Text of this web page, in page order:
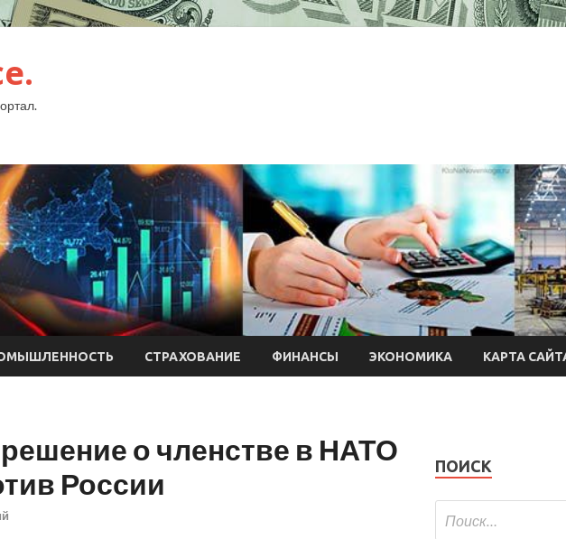
СТРАХОВАНИЕ ФИНАНСЫ ЭКОНОМИКА КАРТА
о членстве в НАТО
России
ПОИСК